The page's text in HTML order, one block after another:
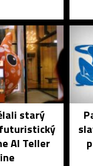
starý
AI Teller